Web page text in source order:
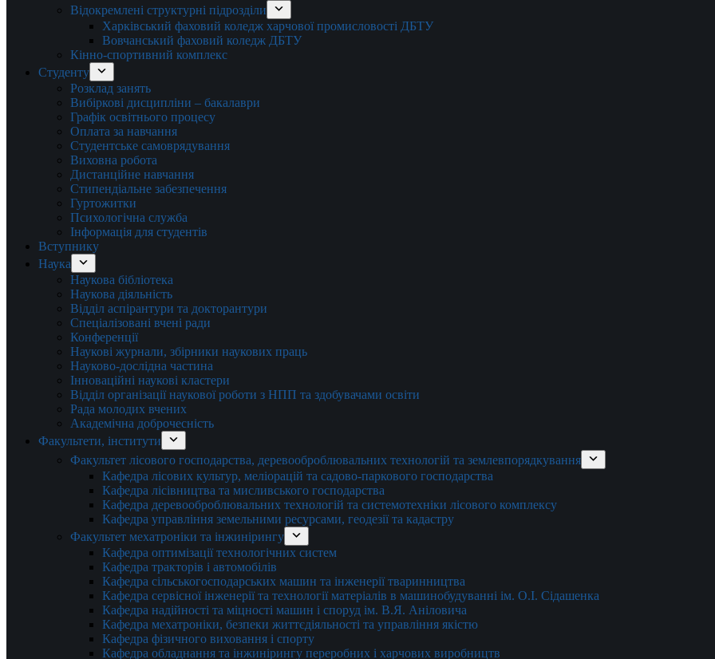
Відокремлені структурні підрозділи
Харківський фаховий коледж харчової промисловості ДБТУ
Вовчанський фаховий коледж ДБТУ
Кінно-спортивний комплекс
Студенту
Розклад занять
Вибіркові дисципліни – бакалаври
Графік освітнього процесу
Оплата за навчання
Студентське самоврядування
Виховна робота
Дистанційне навчання
Стипендіальне забезпечення
Гуртожитки
Психологічна служба
Інформація для студентів
Вступнику
Наука
Наукова бібліотека
Наукова діяльність
Відділ аспірантури та докторантури
Спеціалізовані вчені ради
Конференції
Наукові журнали, збірники наукових праць
Науково-дослідна частина
Інноваційні наукові кластери
Відділ організації наукової роботи з НПП та здобувачами освіти
Рада молодих вчених
Академічна доброчесність
Факультети, інститути
Факультет лісового господарства, деревооброблювальних технологій та землевпорядкування
Кафедра лісових культур, меліорацій та садово-паркового господарства
Кафедра лісівництва та мисливського господарства
Кафедра деревооброблювальних технологій та системотехніки лісового комплексу
Кафедра управління земельними ресурсами, геодезії та кадастру
Факультет мехатроніки та інжинірингу
Кафедра оптимізації технологічних систем
Кафедра тракторів і автомобілів
Кафедра сільськогосподарських машин та інженерії тваринництва
Кафедра cервісної інженерії та технології матеріалів в машинобудуванні ім. О.І. Сідашенка
Кафедра надійності та міцності машин і споруд ім. В.Я. Аніловича
Кафедра мехатроніки, безпеки життєдіяльності та управління якістю
Кафедра фізичного виховання і спорту
Кафедра обладнання та інжинірингу переробних і харчових виробництв